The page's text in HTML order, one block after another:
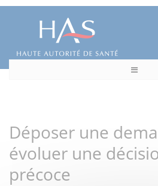
Déposer une
évoluer une
précoce